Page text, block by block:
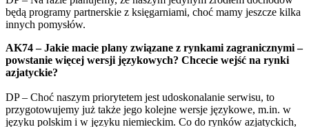
będą programy partnerskie z księgarniami, choć mamy jeszcze kilka
innych pomysłów.
AK74 – Jakie macie plany związane z rynkami zagranicznymi –
powstanie więcej wersji językowych? Chcecie wejść na rynki
azjatyckie?
DP – Choć naszym priorytetem jest udoskonalanie serwisu, to
przygotowujemy już także jego kolejne wersje językowe, m.in. w
języku polskim i w języku niemieckim. Co do rynków azjatyckich,